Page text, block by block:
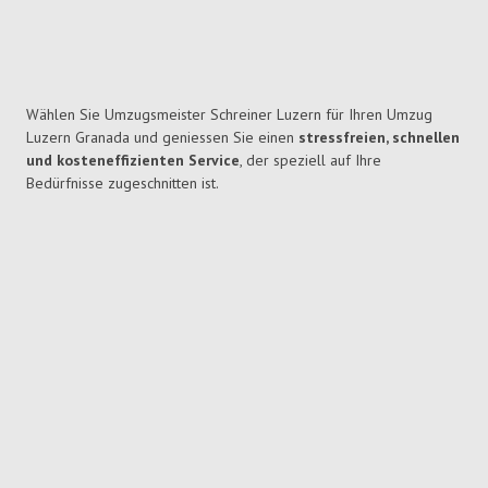
Wählen Sie Umzugsmeister Schreiner Luzern für Ihren Umzug
Luzern Granada und geniessen Sie einen stressfreien, schnellen
und kosteneffizienten Service, der speziell auf Ihre
Bedürfnisse zugeschnitten ist.